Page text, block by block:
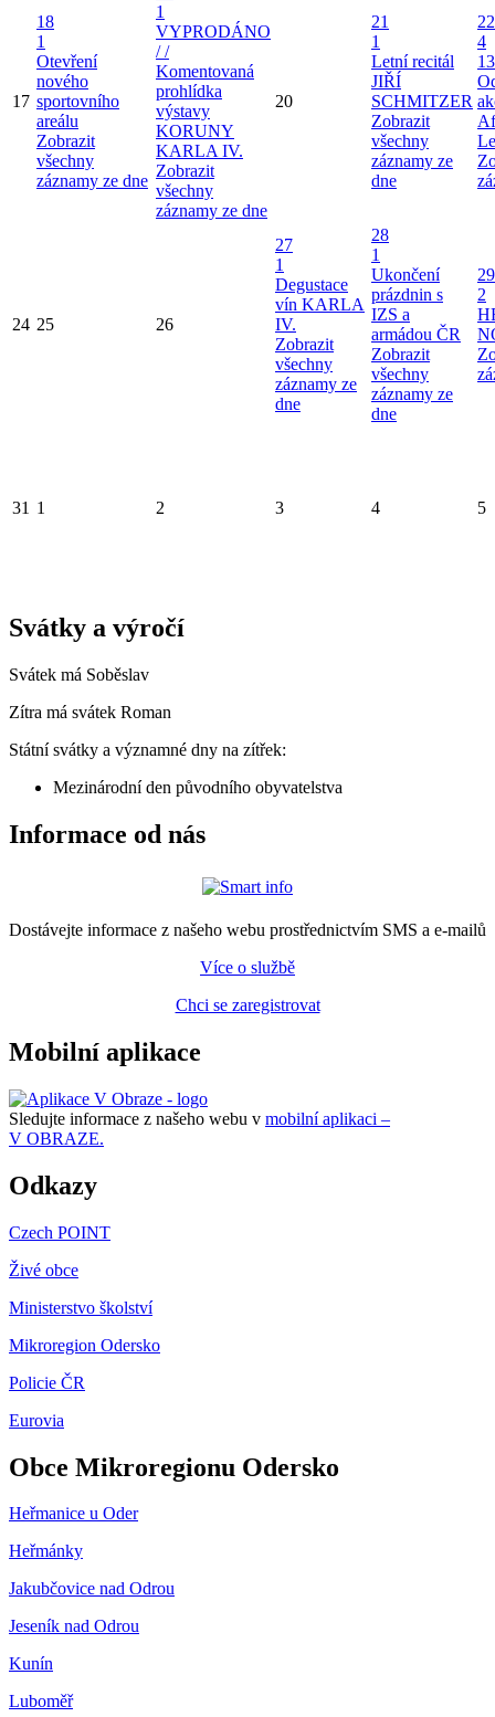
17
18
1
Otevření
nového
sportovního
areálu
Zobrazit
všechny
záznamy ze dne
1
VYPRODÁNO
/ /
Komentovaná
prohlídka
výstavy
KORUNY
KARLA IV.
Zobrazit
všechny
záznamy ze dne
20
21
1
Letní recitál
JIŘÍ
SCHMITZER
Zobrazit
všechny
záznamy ze
dne
22
4
24 25 26
27
1
Degustace
vín KARLA
IV.
Zobrazit
všechny
záznamy ze
dne
28
1
Ukončení
prázdnin s
IZS a
armádou ČR
Zobrazit
všechny
záznamy ze
dne
29
2
31 1 2 3 4 5
Svátky a výročí
Svátek má Soběslav
Zítra má svátek Roman
Státní svátky a významné dny na zítřek:
Mezinárodní den původního obyvatelstva
Informace od nás
Dostávejte informace z našeho webu prostřednictvím SMS a e-mailů
Více o službě
Chci se zaregistrovat
Mobilní aplikace
Sledujte informace z našeho webu v mobilní aplikaci –
V OBRAZE.
Odkazy
Czech POINT
Živé obce
Ministerstvo školství
Mikroregion Odersko
Policie ČR
Eurovia
Obce Mikroregionu Odersko
Heřmanice u Oder
Heřmánky
Jakubčovice nad Odrou
Jeseník nad Odrou
Kunín
Luboměř